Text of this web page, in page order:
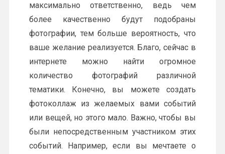
максимально ответственно, ведь чем
более качественно будут подобраны
фотографии, тем больше вероятность, что
ваше желание реализуется. Благо, сейчас в
интернете можно найти огромное
количество фотографий различной
тематики. Конечно, вы можете создать
фотоколлаж из желаемых вами событий
или вещей, но этого мало. Важно, чтобы вы
были непосредственным участником этих
событий. Например, если вы мечтаете о